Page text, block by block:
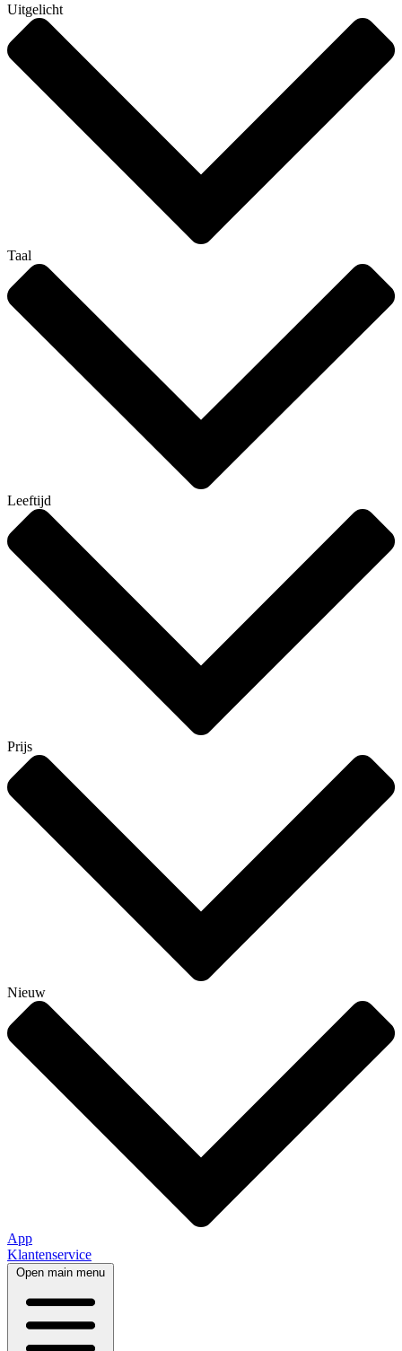
Uitgelicht
Taal
Leeftijd
Prijs
Nieuw
App
Klantenservice
Open main menu